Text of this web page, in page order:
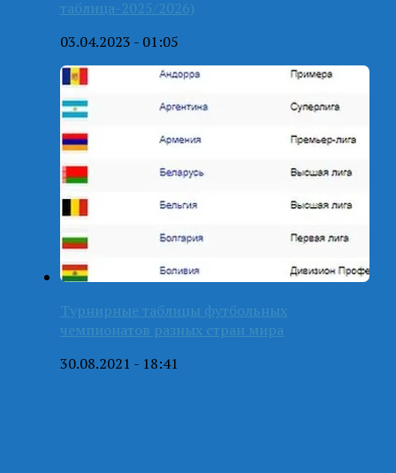
таблица-2025/2026)
03.04.2023 - 01:05
Турнирные таблицы футбольных
чемпионатов разных стран мира
30.08.2021 - 18:41